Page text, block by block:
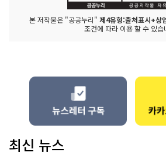
본 저작물은 "공공누리" 제4유형:출처표시+상
조건에 따라 이용 할 수 있습
최신 뉴스